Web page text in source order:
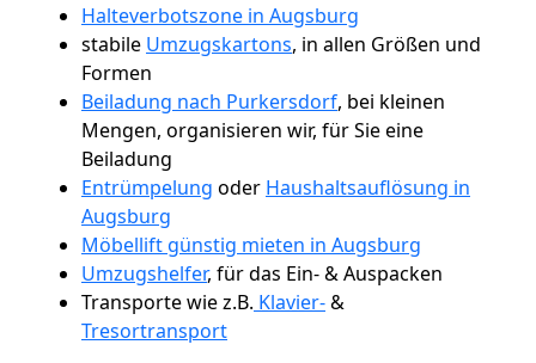
Halteverbotszone in Augsburg
stabile Umzugskartons, in allen Größen und
Formen
Beiladung nach Purkersdorf, bei kleinen
Mengen, organisieren wir, für Sie eine
Beiladung
Entrümpelung oder Haushaltsauflösung in
Augsburg
Möbellift günstig mieten in Augsburg
Umzugshelfer, für das Ein- & Auspacken
Transporte wie z.B. Klavier-&
Tresortransport